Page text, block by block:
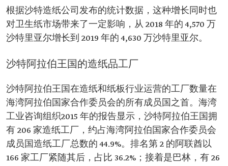
根据沙特造纸公司发布的统计数据，这种增长同时也
对卫生纸市场带来了一定影响，从 2018 年的 4,570 万
沙特里亚尔增长到 2019 年的 4,630 万沙特里亚尔。
沙特阿拉伯王国的造纸品工厂
沙特阿拉伯王国在造纸和纸板行业运营的工厂数量在
海湾阿拉伯国家合作委员会的所有成员国之首。海湾
工业咨询组织2015 年的报告显示，沙特阿拉伯王国拥
有 206 家造纸工厂，约占海湾阿拉伯国家合作委员会
成员国造纸工厂总数的 44.9%。排名第 2 的阿联酋以
166 家工厂紧随其后，占比 36.2%；接着是巴林，有 26